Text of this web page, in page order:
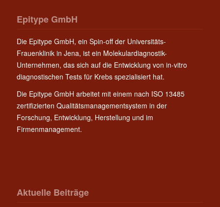
Epitype GmbH
Die Epitype GmbH, ein Spin-off der Universitäts-
Frauenklinik in Jena, ist ein Molekulardiagnostik-
Unternehmen, das sich auf die Entwicklung von in-vitro
diagnostischen Tests für Krebs spezialisiert hat.
Die Epitype GmbH arbeitet mit einem nach ISO 13485
zertifizierten Qualitätsmanagementsystem in der
Forschung, Entwicklung, Herstellung und im
Firmenmanagement.
Aktuelle Beiträge